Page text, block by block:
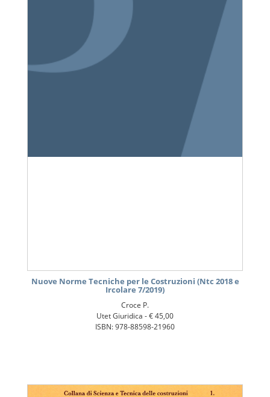
Nuove Norme Tecniche per le Costruzioni (Ntc 2018 e
Ircolare 7/2019)
Croce P.
Utet Giuridica -€ 45,00
ISBN: 978-88598-21960